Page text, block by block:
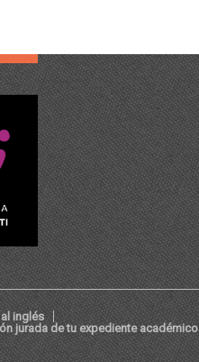
inglés
jurada de tu expediente académico